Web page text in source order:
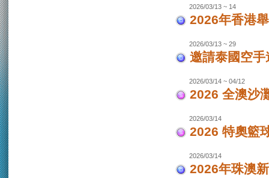
2026/03/13 ~ 14
2026年香港
2026/03/13 ~ 29
邀請泰國空
2026/03/14 ~ 04/12
2026 全澳沙
2026/03/14
2026 特奧籃
2026/03/14
2026年珠澳